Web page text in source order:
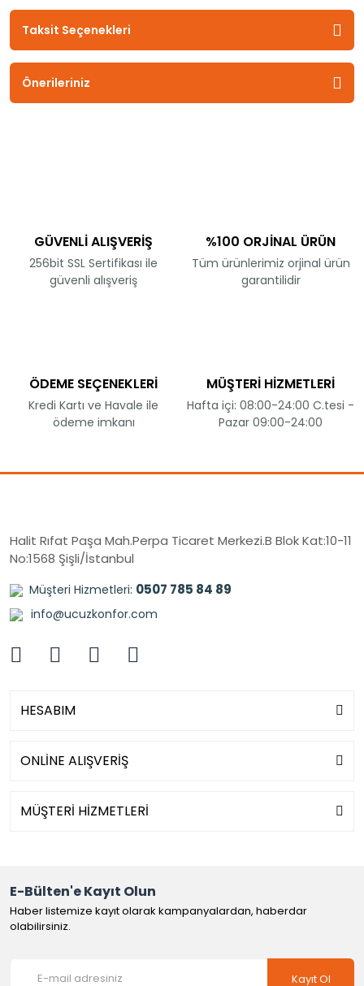
Taksit Seçenekleri
Önerileriniz
GÜVENLİ ALIŞVERİŞ
256bit SSL Sertifikası ile
güvenli alışveriş
%100 ORJİNAL ÜRÜN
Tüm ürünlerimiz orjinal ürün
garantilidir
ÖDEME SEÇENEKLERİ
Kredi Kartı ve Havale ile
ödeme imkanı
MÜŞTERİ HİZMETLERİ
Hafta içi: 08:00-24:00 C.tesi -
Pazar 09:00-24:00
Halit Rıfat Paşa Mah.Perpa Ticaret Merkezi.B Blok Kat:10-11
No:1568 Şişli/İstanbul
Müşteri Hizmetleri: 0507 785 84 89
info@ucuzkonfor.com
HESABIM
ONLİNE ALIŞVERİŞ
MÜŞTERİ HİZMETLERİ
E-Bülten'e Kayıt Olun
Haber listemize kayıt olarak kampanyalardan, haberdar
olabilirsiniz.
Kayıt Ol